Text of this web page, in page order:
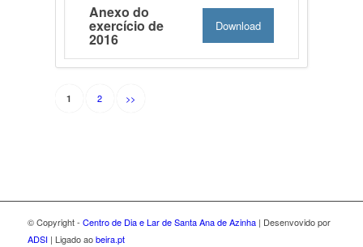
Anexo do
exercício de
2016
Download
1 2 >>
© Copyright - Centro de Dia e Lar de Santa Ana de Azinha| Desenvovido por
ADSI| Ligado aobeira.pt